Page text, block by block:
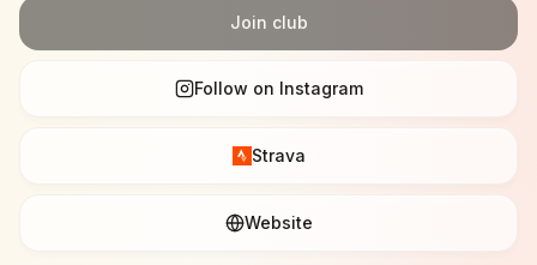
Join club
Follow on Instagram
Strava
Website